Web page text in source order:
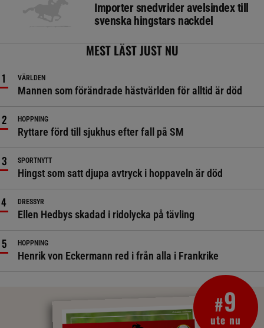
Importer snedvrider avelsindex till
svenska hingstars nackdel
MEST LÄST JUST NU
VÄRLDEN
Mannen som förändrade hästvärlden för alltid är död
HOPPNING
Ryttare förd till sjukhus efter fall på SM
SPORTNYTT
Hingst som satt djupa avtryck i hoppaveln är död
DRESSYR
Ellen Hedbys skadad i ridolycka på tävling
HOPPNING
Henrik von Eckermann red i från alla i Frankrike
#9
ute nu